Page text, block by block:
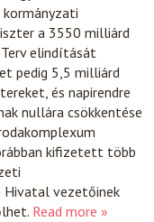
kormányzati
a 3550 milliárd
elindítását
pedig 5,5 milliárd
és napirendre
nullára csökkentése
kifizetett több
Hivatal vezetőinek
Read more »